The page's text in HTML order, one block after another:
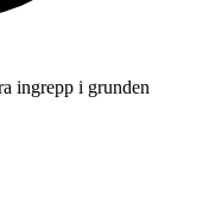
ingrepp i grunden